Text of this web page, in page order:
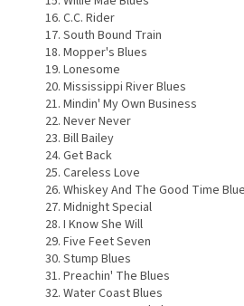
C.C. Rider
South Bound Train
Mopper's Blues
Lonesome
Mississippi River Blues
Mindin' My Own Business
Never Never
Bill Bailey
Get Back
Careless Love
Whiskey And The Good Time
Midnight Special
I Know She Will
Five Feet Seven
Stump Blues
Preachin' The Blues
Water Coast Blues